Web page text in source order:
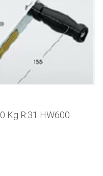
Kg R:31 HW600